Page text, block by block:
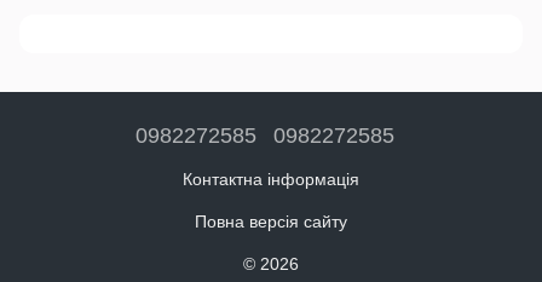
0982272585 0982272585
Контактна інформація
Повна версія сайту
© 2026